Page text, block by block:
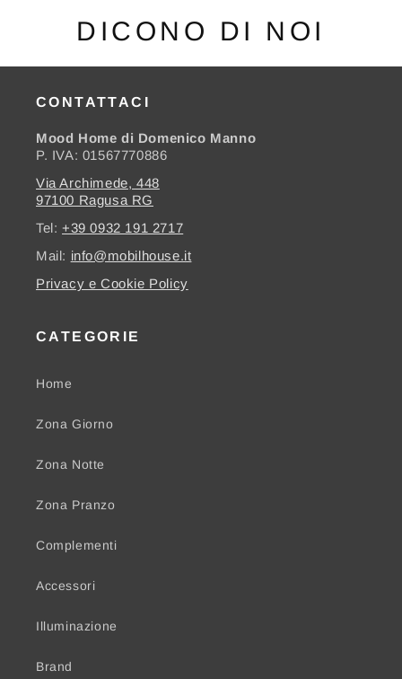
DICONO DI NOI
CONTATTACI
Mood Home di Domenico Manno
P. IVA: 01567770886
Via Archimede, 448
97100 Ragusa RG
Tel: +39 0932 191 2717
Mail: info@mobilhouse.it
Privacy e Cookie Policy
CATEGORIE
Home
Zona Giorno
Zona Notte
Zona Pranzo
Complementi
Accessori
Illuminazione
Brand